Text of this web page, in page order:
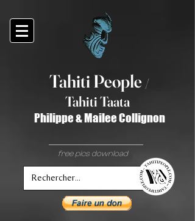
Tahiti People /
Tahiti Taata
Philippe & Mailee Collignon
free pics download